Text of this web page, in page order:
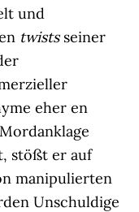
und
twistsseiner
eher en
stößt er auf
manipulierten
Unschuldige